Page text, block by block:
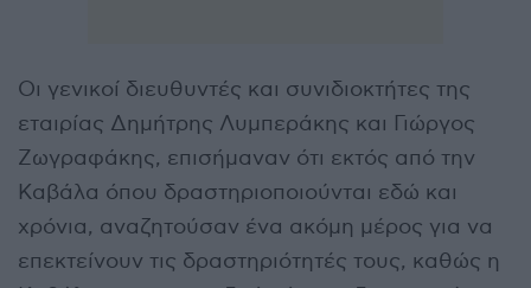
Οι γενικοί διευθυντές και συνιδιοκτήτες της
εταιρίας Δημήτρης Λυμπεράκης και Γιώργος
Ζωγραφάκης, επισήμαναν ότι εκτός από την
Καβάλα όπου δραστηριοποιούνται εδώ και
χρόνια, αναζητούσαν ένα ακόμη μέρος για να
επεκτείνουν τις δραστηριότητές τους, καθώς η